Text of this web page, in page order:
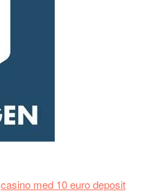
casino med 10 euro deposit